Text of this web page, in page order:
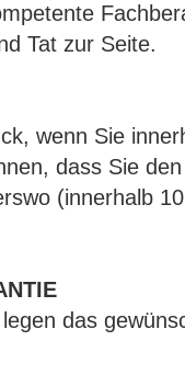
Tat zur Seite.
wenn Sie
dass Sie
(innerhalb
das